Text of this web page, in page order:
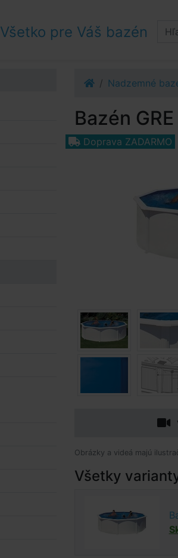
Všetko pre Váš bazén
Nadzemné
Bazén
Doprava ZADARMO
Obrázky a videá majú
Všetky